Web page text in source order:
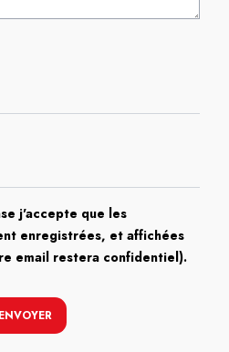
j'accepte que les
enregistrées, et affichées
email restera confidentiel).
ENVOYER